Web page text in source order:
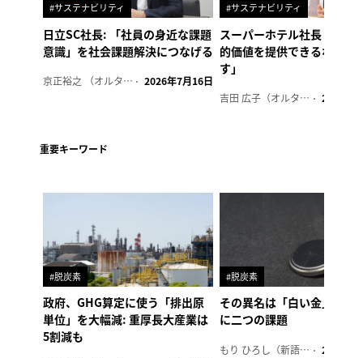
#サステナビリティ
日立SC社長: 「社員の身近な課題
意識」を社会課題解決につなげる
京正裕之 （オルタナ副編集長） 2026年7月16日
#サステナビリティ
スーパーホテル社長「地域
的価値を提供できるホテル
す」
吉田 広子（オルタナ輪番編集長） 2026年6
重要キーワード
#脱炭素
政府、GHG算定に使う「排出原
単位」を大幅減: 重厚長大産業は
5割減も
#脱炭素
その異名は「白い金」、リ
に二つの課題
もり ひろし（新語ウォッチャー） 2023年7